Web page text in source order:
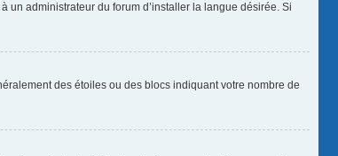
un administrateur du forum d’installer la langue désirée. Si
des étoiles ou des blocs indiquant votre nombre de